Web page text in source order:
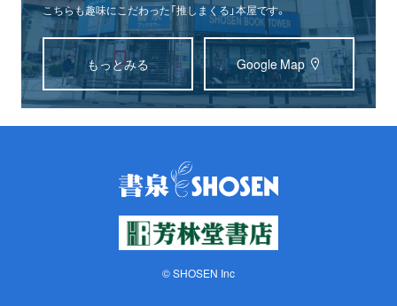
こちらも趣味にこだわった「推しまくる」本屋です。
もっとみる Google Map
© SHOSEN Inc
書泉グランデ